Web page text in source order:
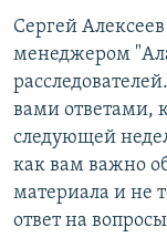
Сергей
менеджером
вами ответами,
следующей
как вам важно
материала и не
ответ на